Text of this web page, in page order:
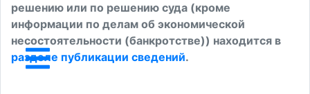
решению или по решению суда (кроме
информации по делам об экономической
несостоятельности (банкротстве)) находится в
разделе публикации сведений.